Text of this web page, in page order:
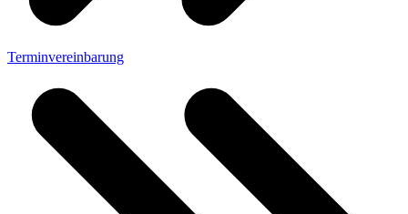
Terminvereinbarung